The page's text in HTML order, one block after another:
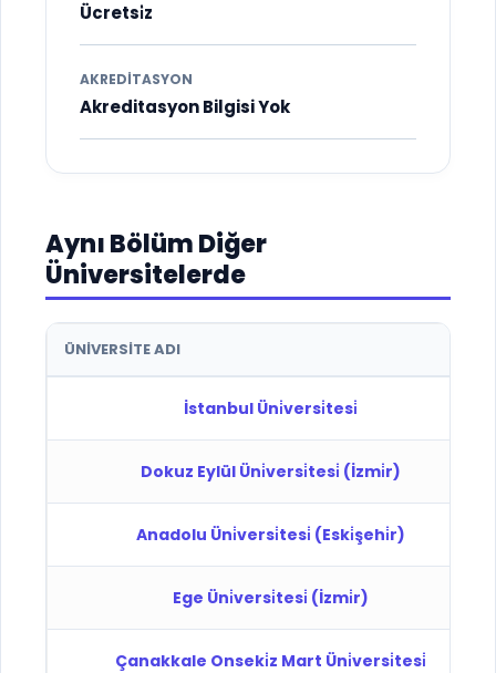
Ücretsi̇z
AKREDITASYON
Akreditasyon Bilgisi Yok
Aynı Bölüm Diğer
Üniversitelerde
ÜNIVERSITE ADI
İstanbul Üni̇versi̇tesi̇
Dokuz Eylül Üni̇versi̇tesi̇ (İzmi̇r)
Anadolu Üni̇versi̇tesi̇ (Eski̇şehi̇r)
Ege Üni̇versi̇tesi̇ (İzmi̇r)
Çanakkale Onseki̇z Mart Üni̇versi̇tesi̇